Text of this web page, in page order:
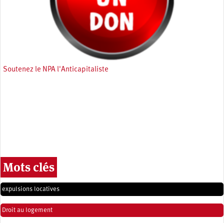
Soutenez le NPA l'Anticapitaliste
Mots clés
expulsions locatives
Droit au logement